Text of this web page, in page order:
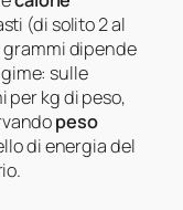
(di solito 2 al
grammi dipende
sulle
per kg di peso,
peso
di energia del